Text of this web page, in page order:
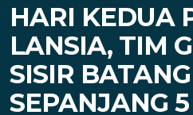
HARI KEDUA
LANSIA, TIM
SISIR
SEPANJANG